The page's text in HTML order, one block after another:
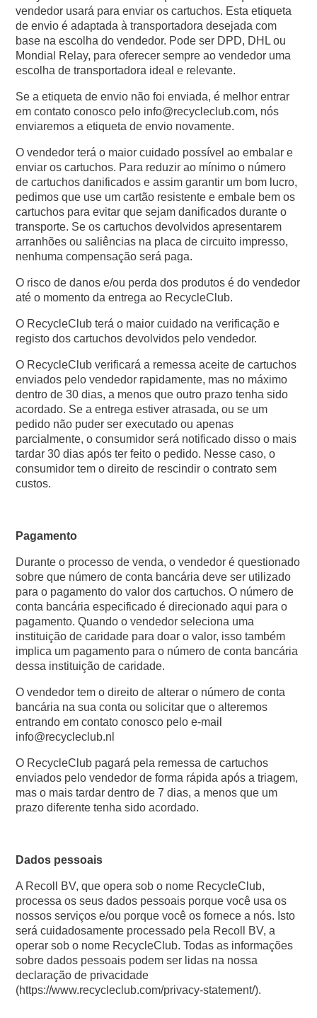
vendedor usará para enviar os cartuchos. Esta etiqueta
de envio é adaptada à transportadora desejada com
base na escolha do vendedor. Pode ser DPD, DHL ou
Mondial Relay, para oferecer sempre ao vendedor uma
escolha de transportadora ideal e relevante.
Se a etiqueta de envio não foi enviada, é melhor entrar
em contato conosco pelo info@recycleclub.com, nós
enviaremos a etiqueta de envio novamente.
O vendedor terá o maior cuidado possível ao embalar e
enviar os cartuchos. Para reduzir ao mínimo o número
de cartuchos danificados e assim garantir um bom lucro,
pedimos que use um cartão resistente e embale bem os
cartuchos para evitar que sejam danificados durante o
transporte. Se os cartuchos devolvidos apresentarem
arranhões ou saliências na placa de circuito impresso,
nenhuma compensação será paga.
O risco de danos e/ou perda dos produtos é do vendedor
até o momento da entrega ao RecycleClub.
O RecycleClub terá o maior cuidado na verificação e
registo dos cartuchos devolvidos pelo vendedor.
O RecycleClub verificará a remessa aceite de cartuchos
enviados pelo vendedor rapidamente, mas no máximo
dentro de 30 dias, a menos que outro prazo tenha sido
acordado. Se a entrega estiver atrasada, ou se um
pedido não puder ser executado ou apenas
parcialmente, o consumidor será notificado disso o mais
tardar 30 dias após ter feito o pedido. Nesse caso, o
consumidor tem o direito de rescindir o contrato sem
custos.
Pagamento
Durante o processo de venda, o vendedor é questionado
sobre que número de conta bancária deve ser utilizado
para o pagamento do valor dos cartuchos. O número de
conta bancária especificado é direcionado aqui para o
pagamento. Quando o vendedor seleciona uma
instituição de caridade para doar o valor, isso também
implica um pagamento para o número de conta bancária
dessa instituição de caridade.
O vendedor tem o direito de alterar o número de conta
bancária na sua conta ou solicitar que o alteremos
entrando em contato conosco pelo e-mail
info@recycleclub.nl
O RecycleClub pagará pela remessa de cartuchos
enviados pelo vendedor de forma rápida após a triagem,
mas o mais tardar dentro de 7 dias, a menos que um
prazo diferente tenha sido acordado.
Dados pessoais
A Recoll BV, que opera sob o nome RecycleClub,
processa os seus dados pessoais porque você usa os
nossos serviços e/ou porque você os fornece a nós. Isto
será cuidadosamente processado pela Recoll BV, a
operar sob o nome RecycleClub. Todas as informações
sobre dados pessoais podem ser lidas na nossa
declaração de privacidade
(https://www.recycleclub.com/privacy-statement/).